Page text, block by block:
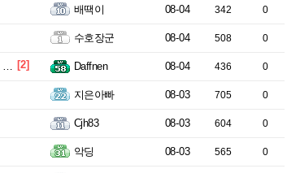
배땍이 08-04 342 0
수호장군 08-04 508 0
[2] Daffnen 08-04 436 0
지은아빠 08-03 705 0
Cjh83 08-03 604 0
악딩 08-03 565 0